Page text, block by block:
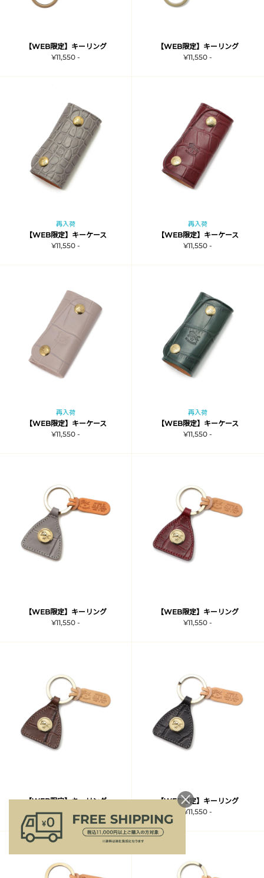
【WEB限定】キーリング
¥11,550 -
【WEB限定】キーリング
¥11,550 -
再入荷
【WEB限定】キーケース
¥11,550 -
再入荷
【WEB限定】キーケース
¥11,550 -
再入荷
【WEB限定】キーケース
¥11,550 -
再入荷
【WEB限定】キーケース
¥11,550 -
【WEB限定】キーリング
¥11,550 -
【WEB限定】キーリング
¥11,550 -
【WEB限定】キーリング
¥11,550 -
【WEB限定】キーリング
¥11,550 -